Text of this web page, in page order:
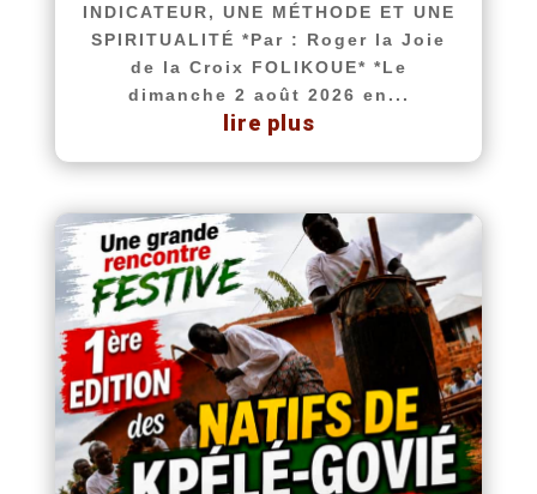
INDICATEUR, UNE MÉTHODE ET UNE
SPIRITUALITÉ *Par : Roger la Joie
de la Croix FOLIKOUE* *Le
dimanche 2 août 2026 en...
lire plus